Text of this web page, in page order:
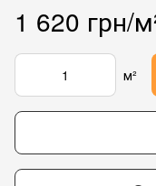
1 620 грн/
м²